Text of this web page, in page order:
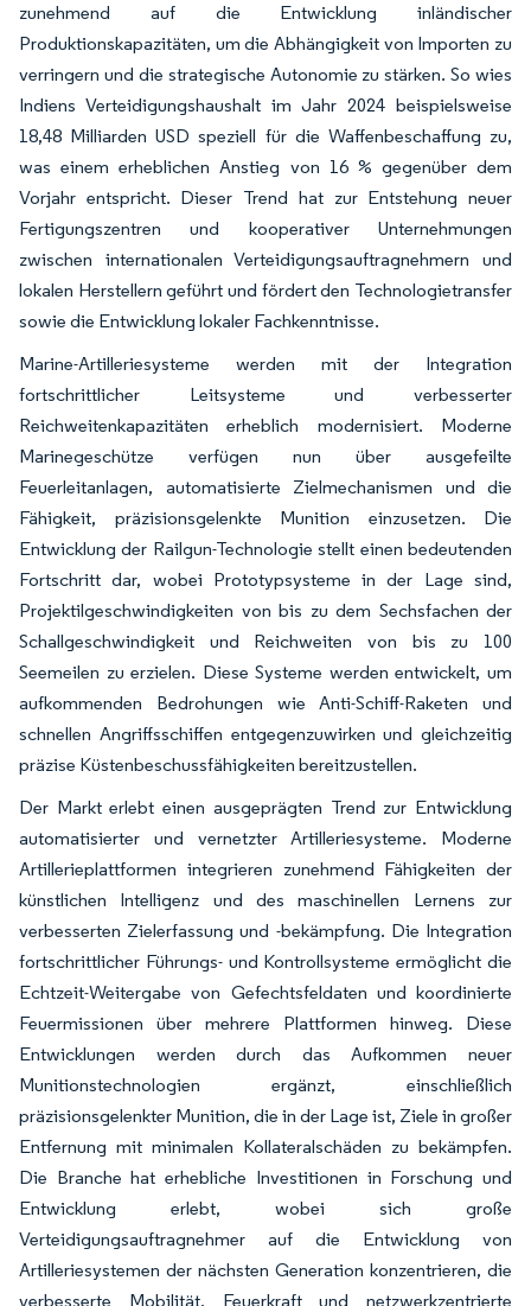
zunehmend auf die Entwicklung inländischer
Produktionskapazitäten, um die Abhängigkeit von Importen zu
verringern und die strategische Autonomie zu stärken. So wies
Indiens Verteidigungshaushalt im Jahr 2024 beispielsweise
18,48 Milliarden USD speziell für die Waffenbeschaffung zu,
was einem erheblichen Anstieg von 16 % gegenüber dem
Vorjahr entspricht. Dieser Trend hat zur Entstehung neuer
Fertigungszentren und kooperativer Unternehmungen
zwischen internationalen Verteidigungsauftragnehmern und
lokalen Herstellern geführt und fördert den Technologietransfer
sowie die Entwicklung lokaler Fachkenntnisse.
Marine-Artilleriesysteme werden mit der Integration
fortschrittlicher Leitsysteme und verbesserter
Reichweitenkapazitäten erheblich modernisiert. Moderne
Marinegeschütze verfügen nun über ausgefeilte
Feuerleitanlagen, automatisierte Zielmechanismen und die
Fähigkeit, präzisionsgelenkte Munition einzusetzen. Die
Entwicklung der Railgun-Technologie stellt einen bedeutenden
Fortschritt dar, wobei Prototypsysteme in der Lage sind,
Projektilgeschwindigkeiten von bis zu dem Sechsfachen der
Schallgeschwindigkeit und Reichweiten von bis zu 100
Seemeilen zu erzielen. Diese Systeme werden entwickelt, um
aufkommenden Bedrohungen wie Anti-Schiff-Raketen und
schnellen Angriffsschiffen entgegenzuwirken und gleichzeitig
präzise Küstenbeschussfähigkeiten bereitzustellen.
Der Markt erlebt einen ausgeprägten Trend zur Entwicklung
automatisierter und vernetzter Artilleriesysteme. Moderne
Artillerieplattformen integrieren zunehmend Fähigkeiten der
künstlichen Intelligenz und des maschinellen Lernens zur
verbesserten Zielerfassung und -bekämpfung. Die Integration
fortschrittlicher Führungs- und Kontrollsysteme ermöglicht die
Echtzeit-Weitergabe von Gefechtsfeldaten und koordinierte
Feuermissionen über mehrere Plattformen hinweg. Diese
Entwicklungen werden durch das Aufkommen neuer
Munitionstechnologien ergänzt, einschließlich
präzisionsgelenkter Munition, die in der Lage ist, Ziele in großer
Entfernung mit minimalen Kollateralschäden zu bekämpfen.
Die Branche hat erhebliche Investitionen in Forschung und
Entwicklung erlebt, wobei sich große
Verteidigungsauftragnehmer auf die Entwicklung von
Artilleriesystemen der nächsten Generation konzentrieren, die
verbesserte Mobilität, Feuerkraft und netzwerkzentrierte